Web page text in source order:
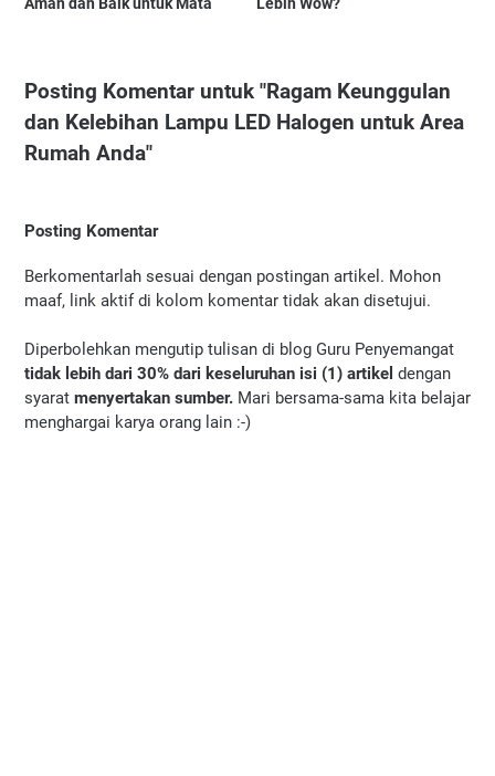
Posting Komentar untuk "Ragam Keunggulan
dan Kelebihan Lampu LED Halogen untuk Area
Rumah Anda"
Posting Komentar
Berkomentarlah sesuai dengan postingan artikel. Mohon
maaf, link aktif di kolom komentar tidak akan disetujui.
Diperbolehkan mengutip tulisan di blog Guru Penyemangat
tidak lebih dari 30% dari keseluruhan isi (1) artikel dengan
syarat menyertakan sumber. Mari bersama-sama kita belajar
menghargai karya orang lain :-)